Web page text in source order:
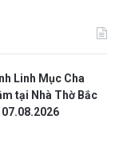
Linh Mục Cha
tại Nhà Thờ Bắc